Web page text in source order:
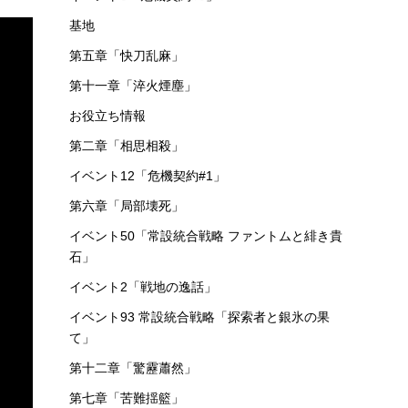
最速 高速周回用
考察
イベント27 多元協力「ロドス防衛協定」
第一章「暗黒時代・下」
第十五章「解離結合」
第十章「光冠残蝕」
イベント
イベント1「騎兵と狩人」
第十一章「淬火煙塵」
お役立ち情報